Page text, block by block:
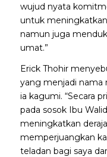
wujud nyata
untuk
namun juga
umat.”
Erick Thohir
yang menjadi nama
ia kagumi. “Secara
pada sosok Ibu
meningkatkan
memperjuangkan
teladan bagi saya